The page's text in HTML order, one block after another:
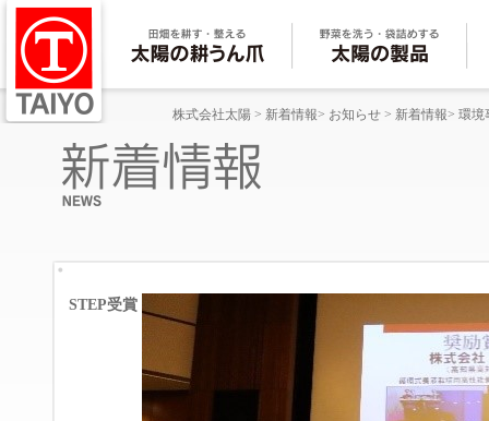
株式会社太陽 > 新着情報> お知らせ > 新着情報> 環境
STEP受賞